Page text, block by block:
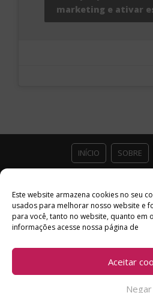
Este website armazena cookies no seu
usados ​​para melhorar nosso website e
para você, tanto no website, quanto em
informações acesse nossa página de
Aceitar
Negar
marketing e ativar
INÍCIO SOBRE
CONTATO POLÍTICA
2026 Acesso Cultural -